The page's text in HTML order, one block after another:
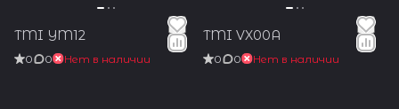
TMI YM12
0 0 Нет в наличии
TMI VX00A
0 0 Нет в наличии